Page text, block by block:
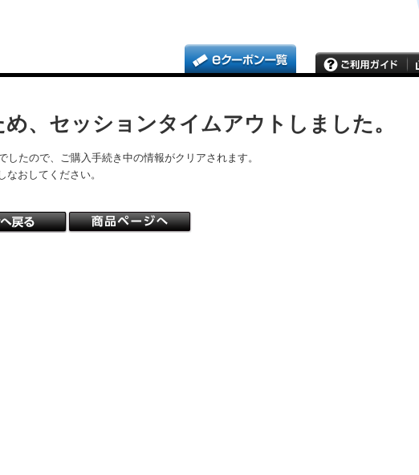
、セッションタイムアウトしました。
たので、ご購入手続き中の情報がクリアされます。
おしてください。